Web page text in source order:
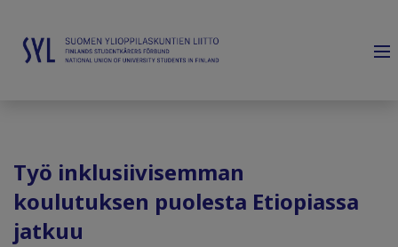
Työ inklusiivisemman
koulutuksen puolesta Etiopiassa
jatkuu